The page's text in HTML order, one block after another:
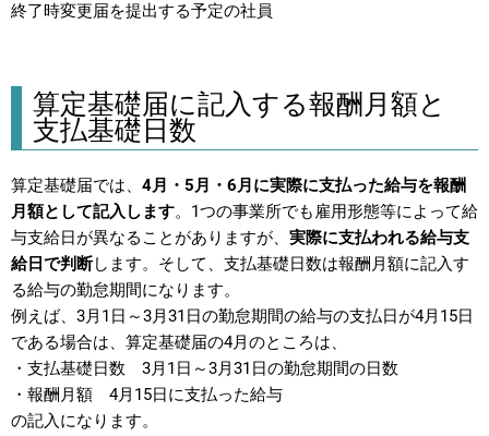
終了時変更届を提出する予定の社員
算定基礎届に記入する報酬月額と
支払基礎日数
算定基礎届では、 4月・5月・6月に実際に支払った給与を報酬
月額として記入します。1つの事業所でも雇用形態等によって給
与支給日が異なることがありますが、 実際に支払われる給与支
給日で判断します。そして、支払基礎日数は報酬月額に記入す
る給与の勤怠期間になります。
例えば、3月1日～3月31日の勤怠期間の給与の支払日が4月15日
である場合は、算定基礎届の4月のところは、
・支払基礎日数 3月1日～3月31日の勤怠期間の日数
・報酬月額 4月15日に支払った給与
の記入になります。